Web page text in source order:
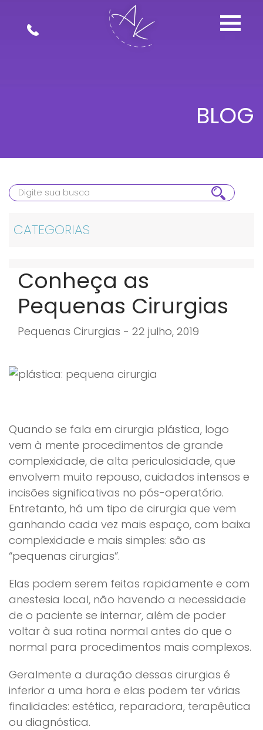
BLOG
CATEGORIAS
Conheça as
Pequenas Cirurgias
Pequenas Cirurgias - 22 julho, 2019
Quando se fala em cirurgia plástica, logo
vem à mente procedimentos de grande
complexidade, de alta periculosidade, que
envolvem muito repouso, cuidados intensos e
incisões significativas no pós-operatório.
Entretanto, há um tipo de cirurgia que vem
ganhando cada vez mais espaço, com baixa
complexidade e mais simples: são as
“pequenas cirurgias”.
Elas podem serem feitas rapidamente e com
anestesia local, não havendo a necessidade
de o paciente se internar, além de poder
voltar à sua rotina normal antes do que o
normal para procedimentos mais complexos.
Geralmente a duração dessas cirurgias é
inferior a uma hora e elas podem ter várias
finalidades: estética, reparadora, terapêutica
ou diagnóstica.